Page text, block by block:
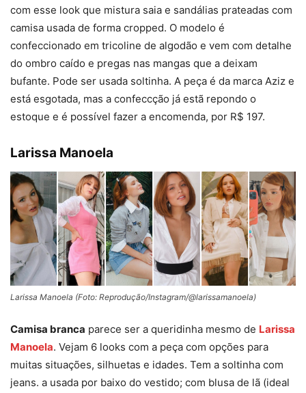
com esse look que mistura saia e sandálias prateadas com
camisa usada de forma cropped. O modelo é
confeccionado em tricoline de algodão e vem com detalhe
do ombro caído e pregas nas mangas que a deixam
bufante. Pode ser usada soltinha. A peça é da marca Aziz e
está esgotada, mas a confeccção já estã repondo o
estoque e é possível fazer a encomenda, por R$ 197.
Larissa Manoela
Larissa Manoela (Foto: Reprodução/Instagram/@larissamanoela)
Camisa branca parece ser a queridinha mesmo de Larissa
Manoela. Vejam 6 looks com a peça com opções para
muitas situações, silhuetas e idades. Tem a soltinha com
jeans. a usada por baixo do vestido; com blusa de lã (ideal